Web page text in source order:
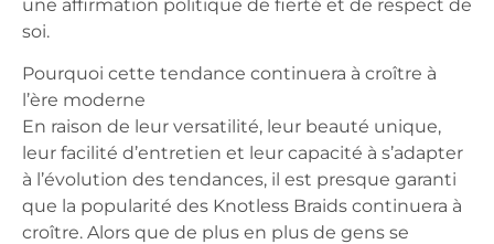
une affirmation politique de fierté et de respect de
soi.
Pourquoi cette tendance continuera à croître à
l’ère moderne
En raison de leur versatilité, leur beauté unique,
leur facilité d’entretien et leur capacité à s’adapter
à l’évolution des tendances, il est presque garanti
que la popularité des Knotless Braids continuera à
croître. Alors que de plus en plus de gens se